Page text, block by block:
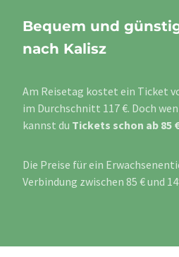
Bequem und
nach Kalisz
Am Reisetag kostet ein Ticket
im Durchschnitt 117 €. Doch
kannst du Tickets schon ab 85
Die Preise für ein
Verbindung zwischen 85 € und